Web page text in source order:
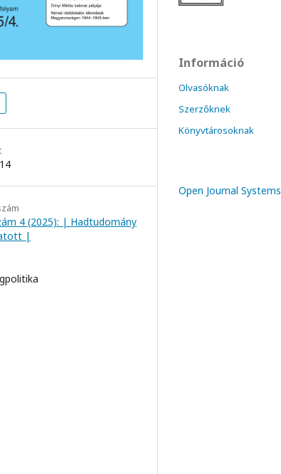
4 (2025): | Hadtudomány
|
Információ
Olvasóknak
Szerzőknek
Könyvtárosoknak
Open Journal Systems